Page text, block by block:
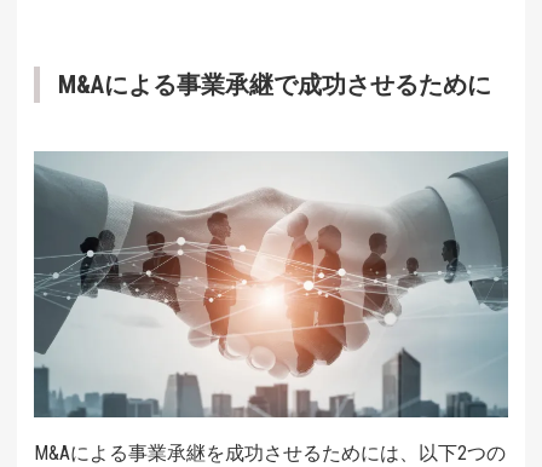
M&Aによる事業承継で成功させるために
M&Aによる事業承継を成功させるためには、以下2つの